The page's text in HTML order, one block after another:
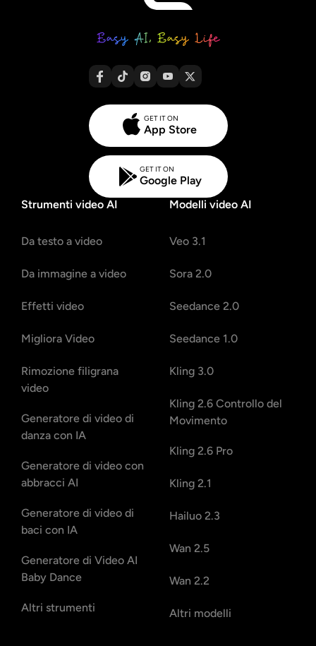
GET IT ON
App Store
GET IT ON
Google Play
Strumenti video AI
Da testo a video
Da immagine a video
Effetti video
Migliora Video
Rimozione filigrana
video
Generatore di video di
danza con IA
Generatore di video con
abbracci AI
Generatore di video di
baci con IA
Generatore di Video AI
Baby Dance
Altri strumenti
Modelli video AI
Veo 3.1
Sora 2.0
Seedance 2.0
Seedance 1.0
Kling 3.0
Kling 2.6 Controllo del
Movimento
Kling 2.6 Pro
Kling 2.1
Hailuo 2.3
Wan 2.5
Wan 2.2
Altri modelli